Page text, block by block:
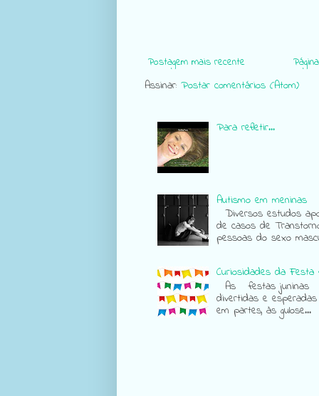
Postagem mais recente
Assinar:Postar comentários (Atom)
Para refletir...
Autismo em meninas
Diversos estudos
de casos de
pessoas do sexo
Curiosidades da Festa
As festas juninas
divertidas e
em partes, às gulose...